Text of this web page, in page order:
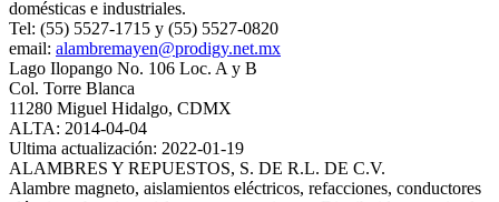
domésticas e industriales.
Tel: (55) 5527-1715 y (55) 5527-0820
email: alambremayen@prodigy.net.mx
Lago Ilopango No. 106 Loc. A y B
Col. Torre Blanca
11280 Miguel Hidalgo, CDMX
ALTA: 2014-04-04
Ultima actualización: 2022-01-19
ALAMBRES Y REPUESTOS, S. DE R.L. DE C.V.
Alambre magneto, aislamientos eléctricos, refacciones, conductores